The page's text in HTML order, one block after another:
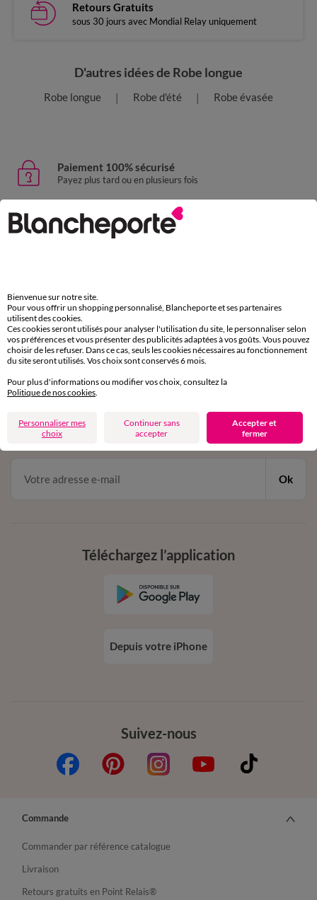
Retours Gratuits
sous 30 jours avec Mondial Relay uniquement
D'autres idées de Robe longue
Robe longue Robe d'été Robe évasée
Paiement 100% sécurisé
Payez plus tard ou en plusieurs fois
Livraison express
domicile, relais, consignes automatiques
Service clients
par chat et par téléphone
de 8h00 à 20h00 du lundi au samedi
11€ Offerts
en vous inscrivant à la newsletter
dès 20€ d’achat
conditions dans votre email de confirmation
Ok
Suivez-nous
Téléchargez l’application
Depuis votre iPhone
Commande
Commander par référence catalogue
Livraison
Retours gratuits en Point Relais®
Bienvenue sur notre site.
Pour vous offrir un shopping personnalisé, Blancheporte et ses partenaires
utilisent des cookies.
Ces cookies seront utilisés pour analyser l'utilisation du site, le personnaliser selon
vos préférences et vous présenter des publicités adaptées à vos goûts. Vous pouvez
choisir de les refuser. Dans ce cas, seuls les cookies nécessaires au fonctionnement
du site seront utilisés. Vos choix sont conservés 6 mois.
Pour plus d'informations ou modifier vos choix, consultez la
Politique de nos cookies.
Personnaliser mes
choix
Continuer sans
accepter
Accepter et
fermer